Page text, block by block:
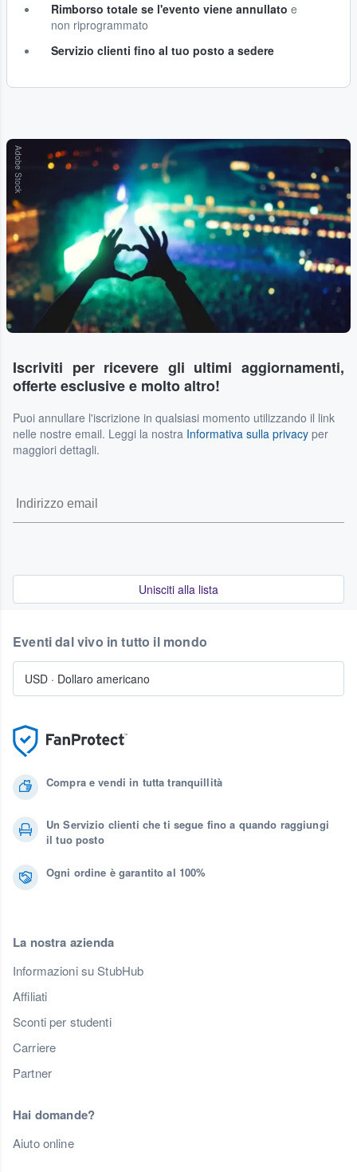
Rimborso totale se l'evento viene annullato e
non riprogrammato
Servizio clienti fino al tuo posto a sedere
Adobe Stock
Iscriviti per ricevere gli ultimi aggiornamenti,
offerte esclusive e molto altro!
Puoi annullare l'iscrizione in qualsiasi momento utilizzando il link
nelle nostre email. Leggi la nostra Informativa sulla privacy per
maggiori dettagli.
Unisciti alla lista
Compra e vendi in tutta tranquillità
Un Servizio clienti che ti segue fino a quando raggiungi
il tuo posto
Ogni ordine è garantito al 100%
La nostra azienda
Informazioni su StubHub
Affiliati
Sconti per studenti
Carriere
Partner
Hai domande?
Aiuto online
Eventi dal vivo in tutto il mondo
USD · Dollaro americano